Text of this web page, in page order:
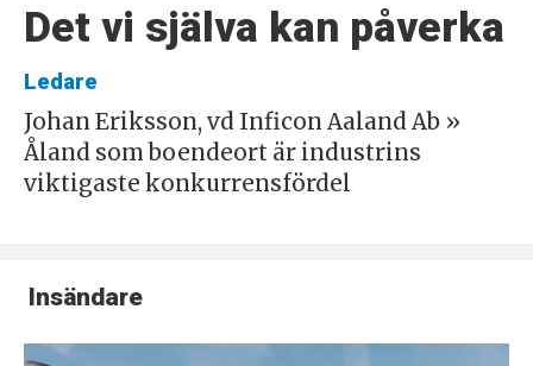
Det vi själva kan påverka
Ledare
Johan Eriksson, vd Inficon Aaland Ab »
Åland som boendeort är industrins
viktigaste konkurrensfördel
Insändare